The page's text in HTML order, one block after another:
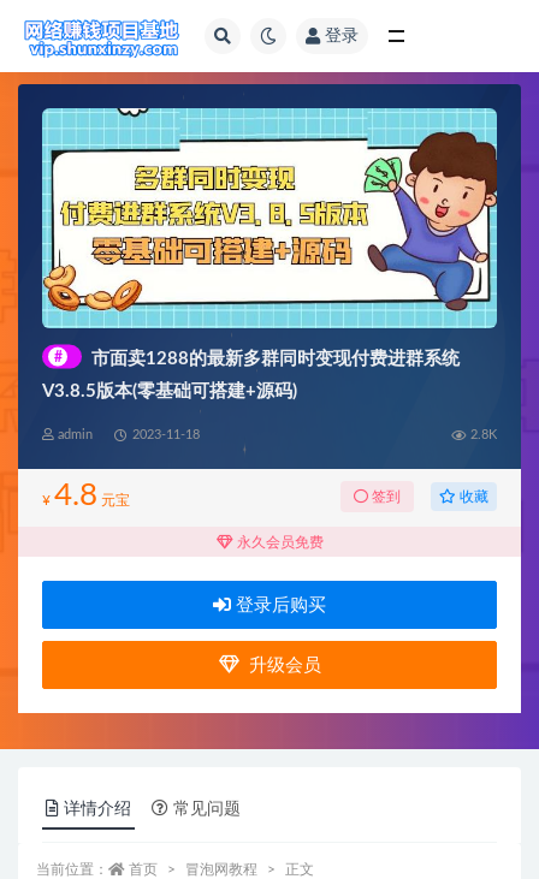
登录
#
市面卖1288的最新多群同时变现付费进群系统
V3.8.5版本(零基础可搭建+源码)
admin 2023-11-18 2.8K
¥ 4.8 元宝 签到 收藏
永久会员免费
登录后购买
升级会员
详情介绍 常见问题
当前位置： 首页 冒泡网教程 正文